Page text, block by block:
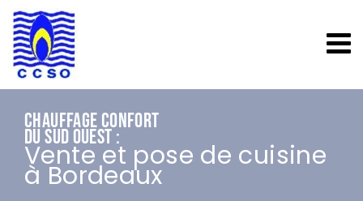
Passer
au
contenu
CHAUFFAGE CONFORT
DU SUD OUEST :
Vente et pose de cuisine
à Bordeaux